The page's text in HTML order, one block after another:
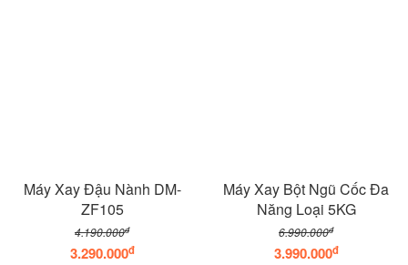
Máy Xay Đậu Nành DM-
ZF105
4.190.000đ
3.290.000đ
Máy Xay Bột Ngũ Cốc Đa
Năng Loại 5KG
6.990.000đ
3.990.000đ